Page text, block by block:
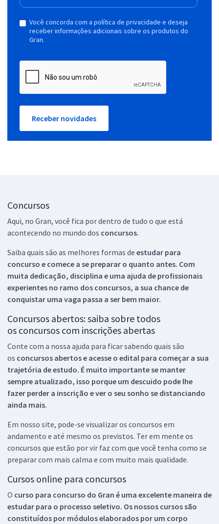
Você concorda com a política de privacidade e deseja
receber informações adicionais sobre os produtos do
Gran.
Receber novidades
Concursos
Aqui, no Gran, você fica por dentro de tudo o que está
acontecendo no mundo dos concursos.
Saiba quais são as melhores formas de estudar para
concurso e comece a se preparar o quanto antes. Com
muita dedicação, disciplina e uma ajuda de profissionais
experientes no ramo dos concursos, a sua chance de
conquistar uma vaga passa a ser bem maior.
Concursos abertos: saiba sobre todos
os concursos com inscrições abertas
Conte com a nossa ajuda para ficar sabendo quais são
os concursos abertos e acesse o edital para começar a sua
trajetória de estudo. É muito importante se manter
sempre atualizado, isso porque um descuido pode lhe
fazer perder a inscrição e ver o seu sonho se distanciando
ainda mais.
Em nosso site, pode-se visualizar os concursos em
andamento e até mesmo os previstos. Ter em mente os
concursos que estão por vir faz com que você tenha como se
preparar com mais calma e com muito mais qualidade.
Cursos online para concursos
O curso para concurso do Gran é uma excelente maneira de
estudar para o processo seletivo. Os nossos cursos são
constituídos por módulos elaborados por um corpo